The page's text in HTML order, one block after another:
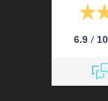
6.9 / 10